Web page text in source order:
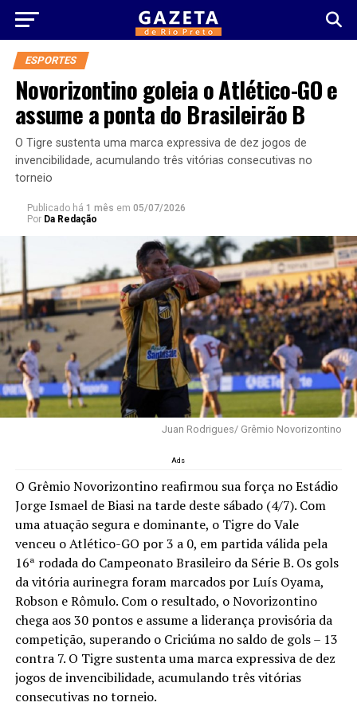
ESPORTES
Novorizontino goleia o Atlético-GO e
assume a ponta do Brasileirão B
O Tigre sustenta uma marca expressiva de dez jogos de
invencibilidade, acumulando três vitórias consecutivas no
torneio
Publicado há 1 mês em 05/07/2026
Por Da Redação
Juan Rodrigues/ Grêmio Novorizontino
Ads
O Grêmio Novorizontino reafirmou sua força no Estádio
Jorge Ismael de Biasi na tarde deste sábado (4/7). Com
uma atuação segura e dominante, o Tigre do Vale
venceu o Atlético-GO por 3 a 0, em partida válida pela
16ª rodada do Campeonato Brasileiro da Série B. Os gols
da vitória aurinegra foram marcados por Luís Oyama,
Robson e Rômulo. Com o resultado, o Novorizontino
chega aos 30 pontos e assume a liderança provisória da
competição, superando o Criciúma no saldo de gols – 13
contra 7. O Tigre sustenta uma marca expressiva de dez
jogos de invencibilidade, acumulando três vitórias
consecutivas no torneio.